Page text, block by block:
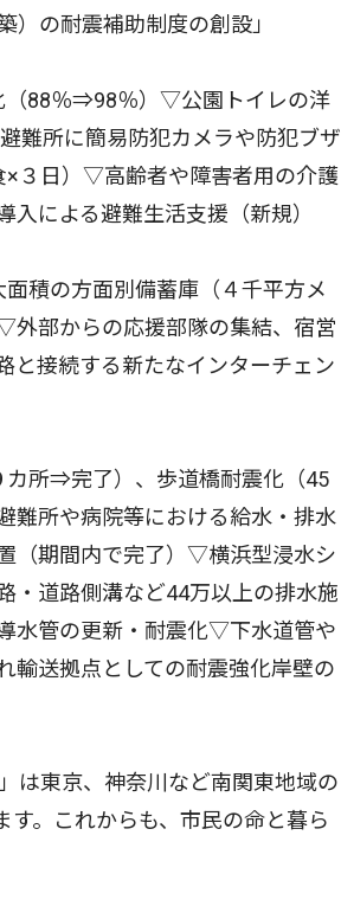
の耐震補助制度の創設」
（88％⇒98％）▽公園トイレの洋
所に簡易防犯カメラや防犯ブザ
３日）▽高齢者や障害者用の介護
による避難生活支援（新規）
積の方面別備蓄庫（４千平方メ
外部からの応援部隊の集結、宿営
接続する新たなインターチェン
所⇒完了）、歩道橋耐震化（45
所や病院等における給水・排水
（期間内で完了）▽横浜型浸水シ
・道路側溝など44万以上の排水施
水管の更新・耐震化▽下水道管や
輸送拠点としての耐震強化岸壁の
は東京、神奈川など南関東地域の
。これからも、市民の命と暮ら